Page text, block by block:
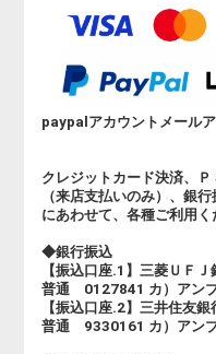
paypalアカウントメール
クレジットカード決済、
（来店支払いのみ）、銀
にあわせて、各種ご利用く
◆銀行振込
【振込口座.1】三菱ＵＦ
普通 0127841 カ）アン
【振込口座.2】三井住友
普通 9330161 カ）アン